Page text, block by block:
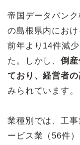
帝国データバン
の島根県内におけ
前年より14件減
た。しかし、倒
ており、経営者
みられています。
業種別では、工
ービス業（56件